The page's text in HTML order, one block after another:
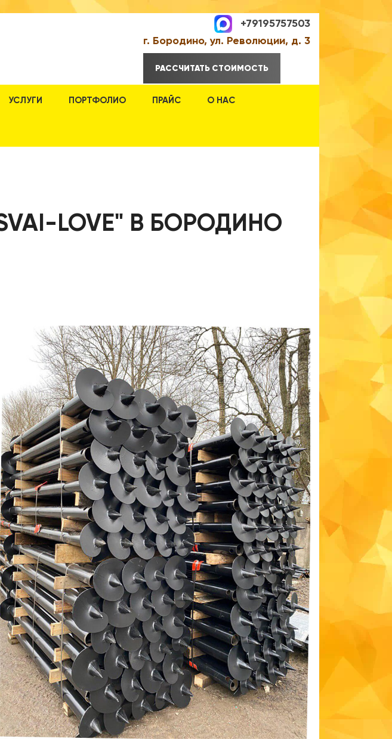
+79195757503
г. Бородино, ул. Революции, д. 3
РАССЧИТАТЬ СТОИМОСТЬ
УСЛУГИ ПОРТФОЛИО ПРАЙС О НАС
LOVE" В БОРОДИНО